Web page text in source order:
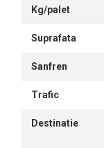
Kg/palet
Suprafata
Sanfren
Trafic
Destinatie